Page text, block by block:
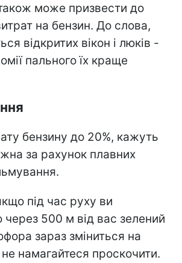
може призвести до
на бензин. До слова,
відкритих вікон і люків -
пального їх краще
бензину до 20%, кажуть
за рахунок плавних
під час руху ви
500 м від вас зелений
зараз зміниться на
намагайтеся проскочити.